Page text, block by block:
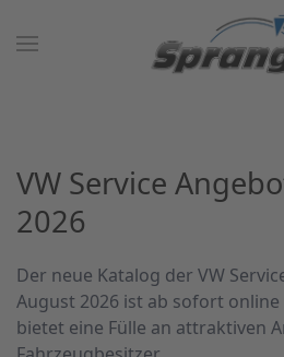
VW Service
2026
Der neue Katalog der VW
August 2026 ist ab sofort
bietet eine Fülle an attraktiven